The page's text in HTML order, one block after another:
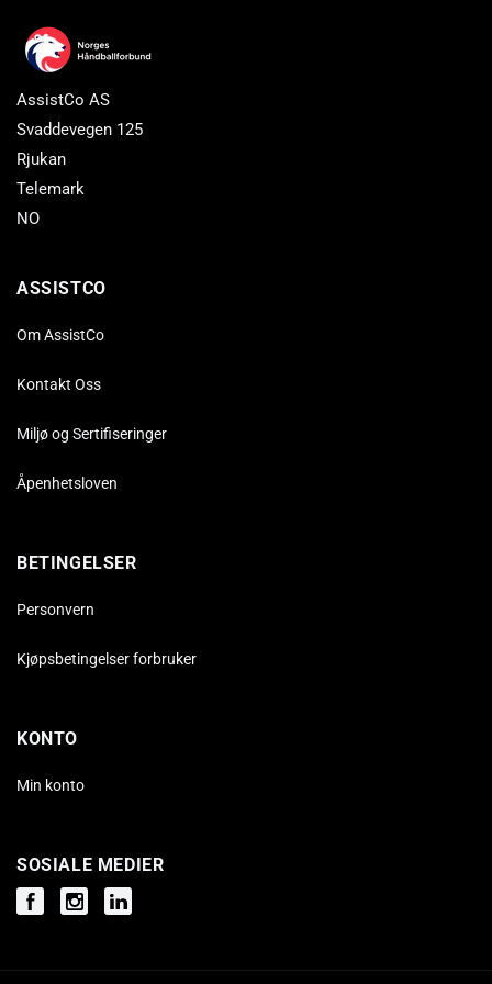
AssistCo AS
Svaddevegen 125
Rjukan
Telemark
NO
ASSISTCO
Om AssistCo
Kontakt Oss
Miljø og Sertifiseringer
Åpenhetsloven
BETINGELSER
Personvern
Kjøpsbetingelser forbruker
KONTO
Min konto
SOSIALE MEDIER
FacebookInstagramInstagram